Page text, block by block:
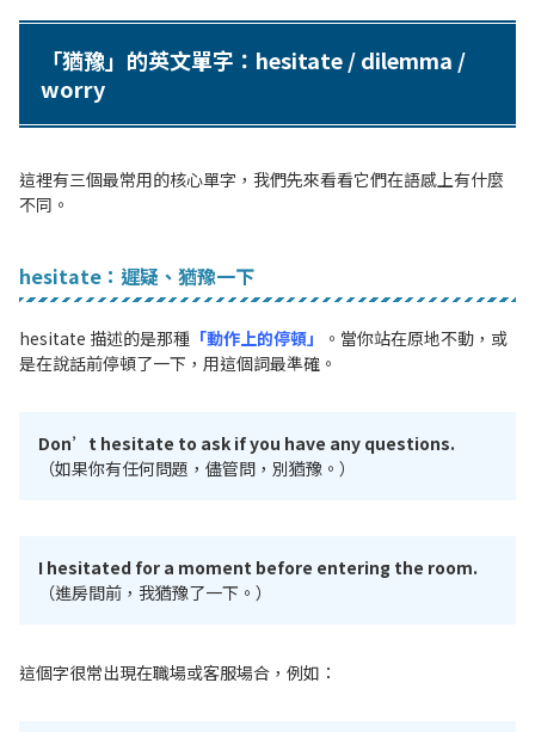
「猶豫」的英文單字：hesitate / dilemma /
worry
這裡有三個最常用的核心單字，我們先來看看它們在語感上有什麼
不同。
hesitate：遲疑、猶豫一下
hesitate 描述的是那種 「動作上的停頓」
。當你站在原地不動，或
是在說話前停頓了一下，用這個詞最準確。
Don’t hesitate to ask if you have any questions.
（如果你有任何問題，儘管問，別猶豫。）
I hesitated for a moment before entering the room.
（進房間前，我猶豫了一下。）
這個字很常出現在職場或客服場合，例如：